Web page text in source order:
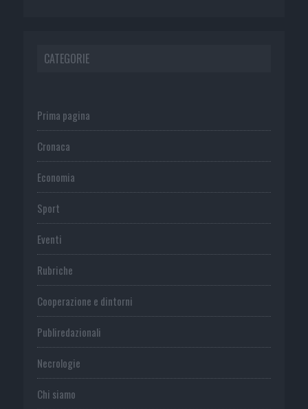
CATEGORIE
Prima pagina
Cronaca
Economia
Sport
Eventi
Rubriche
Cooperazione e dintorni
Publiredazionali
Necrologie
Chi siamo